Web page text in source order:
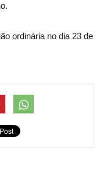
ordinária no dia 23 de